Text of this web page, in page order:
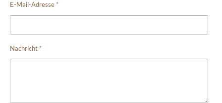
E-Mail-Adresse *
Nachricht *